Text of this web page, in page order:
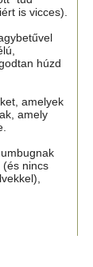
is vicces).
húzd
amelyek
amely
(és nincs